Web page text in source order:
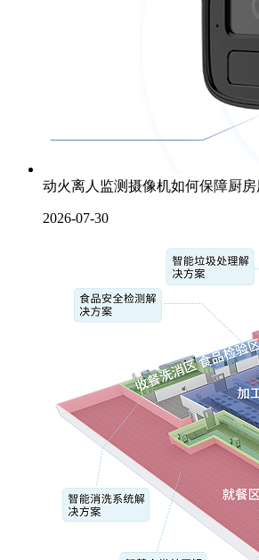
动火离人监测摄像机如何保障厨房
2026-07-30